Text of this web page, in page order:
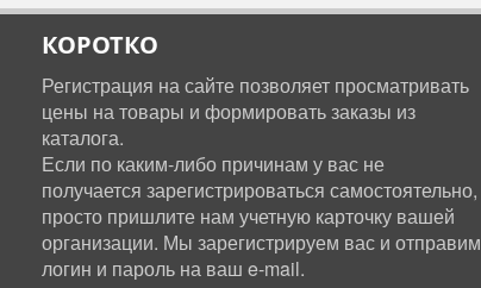
КОРОТКО
Регистрация на сайте позволяет просматривать
цены на товары и формировать заказы из
каталога.
Если по каким-либо причинам у вас не
получается зарегистрироваться самостоятельно,
просто пришлите нам учетную карточку вашей
организации. Мы зарегистрируем вас и отправим
логин и пароль на ваш e-mail.